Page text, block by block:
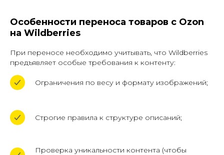
Особенности переноса товаров с Ozon
на Wildberries
При переносе необходимо учитывать, что Wildberries
предъявляет особые требования к контенту:
Ограничения по весу и формату изображений;
Строгие правила к структуре описаний;
Проверка уникальности контента (чтобы